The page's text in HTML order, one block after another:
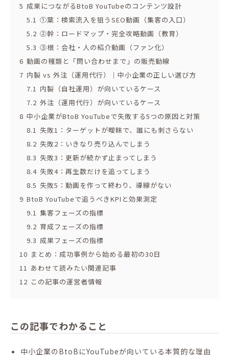
5 成果につながるBtoB YouTubeのコンテンツ設計
5.1 ①葉：検索流入を狙うSEO動画（集客の入口）
5.2 ②幹：ロードマップ・完全攻略動画（教育）
5.3 ③根：会社・人の紹介動画（ファン化）
6 動画の種類と「問い合わせまで」の販売動線
7 内製 vs 外注（運用代行）｜中小企業の正しい選び方
7.1 内製（自社運用）が向いているケース
7.2 外注（運用代行）が向いているケース
8 中小企業がBtoB YouTubeで失敗する5つの原因と対策
8.1 失敗1：ターゲットが曖昧で、誰にも刺さらない
8.2 失敗2：いきなり売り込んでしまう
8.3 失敗3：更新が続かず止まってしまう
8.4 失敗4：再生数だけを追ってしまう
8.5 失敗5：動画を作って終わり、導線がない
9 BtoB YouTubeで追うべきKPIと効果測定
9.1 集客フェーズの指標
9.2 育成フェーズの指標
9.3 成果フェーズの指標
10 まとめ：成功事例から始める最初の30日
11 あわせて読みたい関連記事
12 この記事の運営者情報
この記事でわかること
中小企業のBtoBにYouTubeが向いている本質的な理由